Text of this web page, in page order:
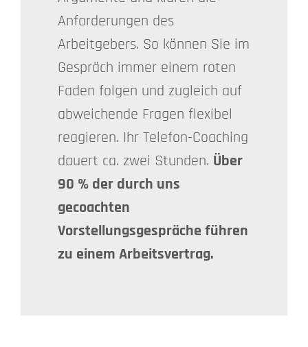
Anforderungen des
Arbeitgebers. So können Sie im
Gespräch immer einem roten
Faden folgen und zugleich auf
abweichende Fragen flexibel
reagieren. Ihr Telefon-Coaching
dauert ca. zwei Stunden. Über
90 % der durch uns
gecoachten
Vorstellungsgespräche führen
zu einem Arbeitsvertrag.